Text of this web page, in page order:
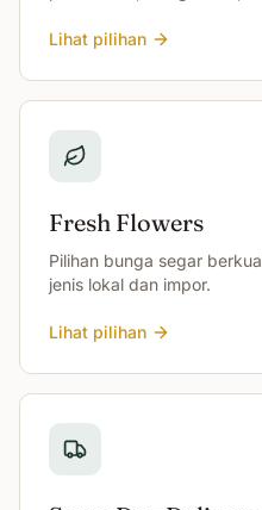
Lihat pilihan
Fresh Flowers
Pilihan bunga segar
jenis lokal dan impor.
Lihat pilihan